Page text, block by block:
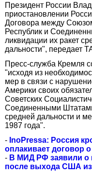
Президент России
приостановлении
Договора между
Республик и
ликвидации их ракет
дальности", передает
Пресс-служба Кремля
"исходя из
мер в связи с
Америки своих
Советских
Соединенными
средней дальности и
1987 года".
- InoPressa: Россия
оплакивает договор
- В МИД РФ заявили о
после выхода США